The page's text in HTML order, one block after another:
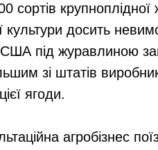
сортів
культури досить
під журавлиною
зі штатів
ягоди.
агробізнес